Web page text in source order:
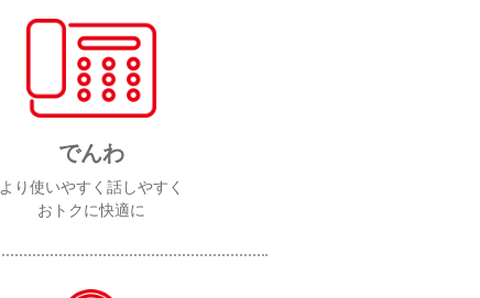
でんわ
より使いやすく話しやすく
おトクに快適に